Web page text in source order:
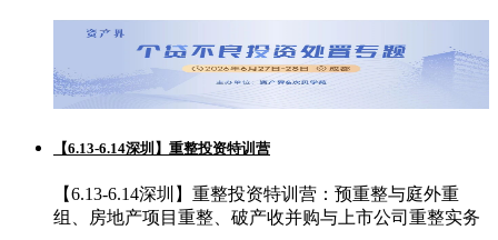
【6.13-6.14深圳】重整投资特训营
【6.13-6.14深圳】重整投资特训营：预重整与庭外重
组、房地产项目重整、破产收并购与上市公司重整实务